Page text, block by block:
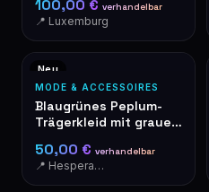
40mm
100,00 € verhandelbar
📍 Luxemburg
Neu
MODE & ACCESSOIRES
Blaugrünes Peplum-
Trägerkleid mit grauem
50,00 € verhandelbar
📍 Hesperange